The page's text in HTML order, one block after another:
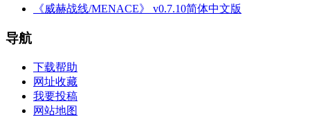
《威赫战线/MENACE》 v0.7.10简体中文版
导航
下载帮助
网址收藏
我要投稿
网站地图